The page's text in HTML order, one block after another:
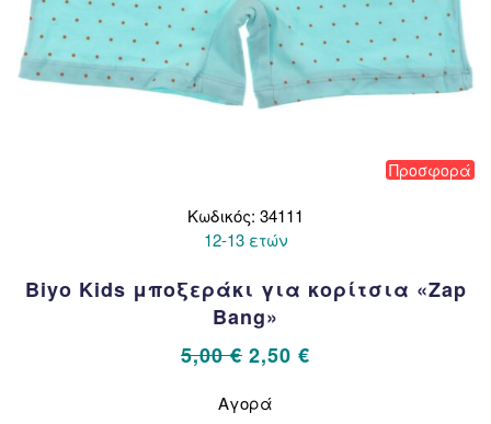
Προσφορά
Κωδικός: 34111
12-13 ετών
Biyo Kids μποξεράκι για κορίτσια «Zap
Bang»
5,00€ Original
was:
2,50 €
Αγορά